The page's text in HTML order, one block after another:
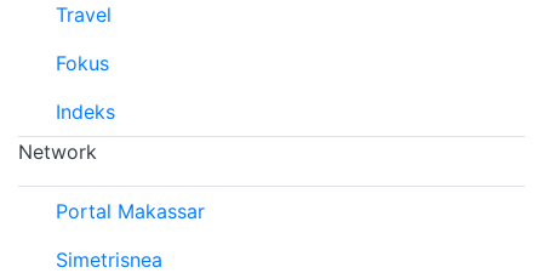
Travel
Fokus
Indeks
Network
Portal Makassar
Simetrisnea